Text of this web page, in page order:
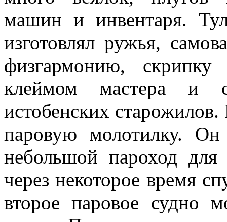
машин и инвентаря.
изготовлял ружья,
физгармонию,
клеймом мастера и
истобенских
паровую молотилку.
небольшой пароход
через некоторое время
второе паровое судно